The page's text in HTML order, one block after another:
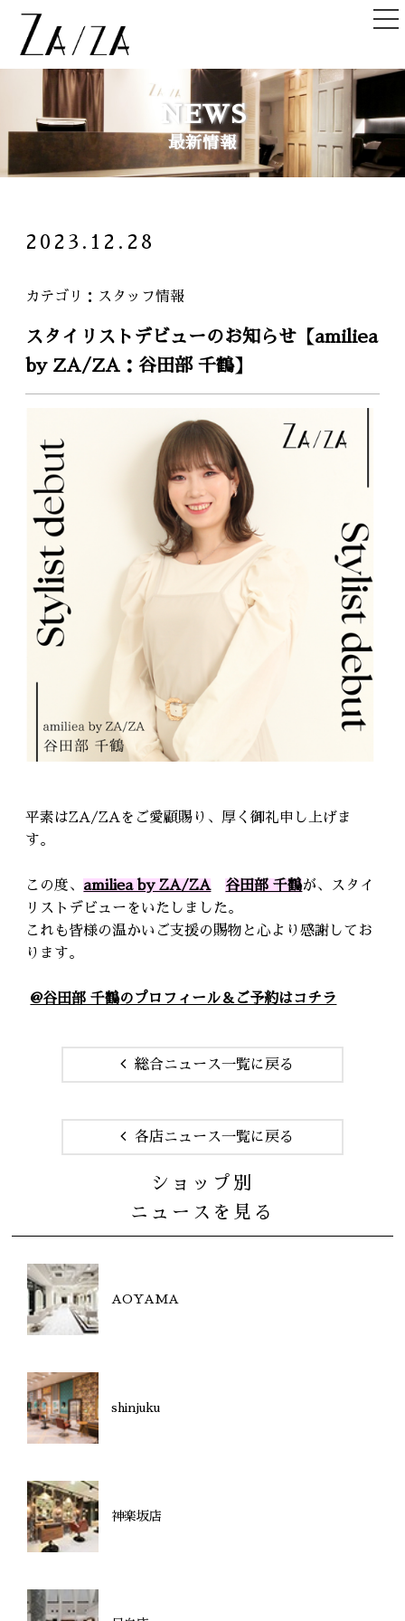
トップ
NEWS＆TOPICS
ニュース＆記事
店舗一覧
採用情報
WEB予約はこちら
NEWS
最新情報
2023.12.28
カテゴリ スタッフ情報
スタイリストデビューのお知らせ【amiliea
by ZA/ZA：谷田部 千鶴】
平素はZA/ZAをご愛顧賜り、厚く御礼申し上げま
す。
この度、 amiliea by ZA/ZA 谷田部 千鶴が、
スタイ
リストデビューをいたしました。
これも皆様の温かいご支援の賜物と心より感謝してお
ります。
@谷田部 千鶴のプロフィール＆ご予約はコチラ
総合ニュース一覧に戻る
各店ニュース一覧に戻る
ショップ別
ニュースを見る
AOYAMA
shinjuku
神楽坂店